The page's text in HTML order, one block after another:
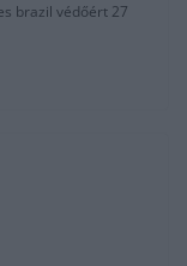
brazil védőért 27